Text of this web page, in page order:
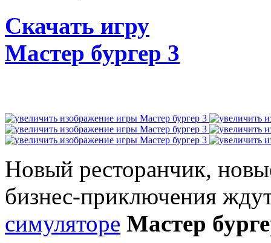
Скачать игру
Мастер бургер 3
Новый ресторанчик,
бизнес-приключения
симуляторе Мастер